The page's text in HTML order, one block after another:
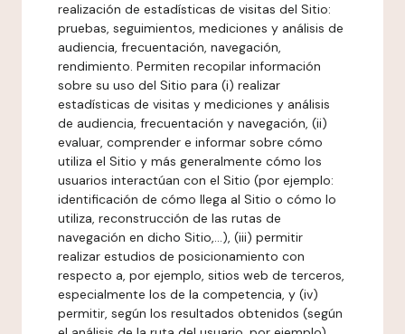
realización de estadísticas de visitas del Sitio:
pruebas, seguimientos, mediciones y análisis de
audiencia, frecuentación, navegación,
rendimiento. Permiten recopilar información
sobre su uso del Sitio para (i) realizar
estadísticas de visitas y mediciones y análisis
de audiencia, frecuentación y navegación, (ii)
evaluar, comprender e informar sobre cómo
utiliza el Sitio y más generalmente cómo los
usuarios interactúan con el Sitio (por ejemplo:
identificación de cómo llega al Sitio o cómo lo
utiliza, reconstrucción de las rutas de
navegación en dicho Sitio,...), (iii) permitir
realizar estudios de posicionamiento con
respecto a, por ejemplo, sitios web de terceros,
especialmente los de la competencia, y (iv)
permitir, según los resultados obtenidos (según